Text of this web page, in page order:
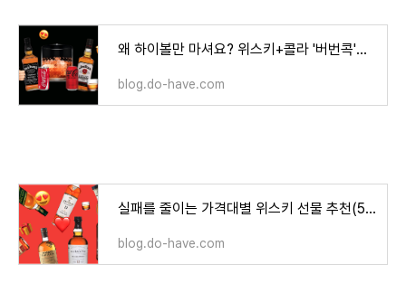
왜 하이볼만 마셔요? 위스키+콜라 '버번콕'의 매력
blog.do-have.com
실패를 줄이는 가격대별 위스키 선물 추천(5만원/10만원/15만원)
blog.do-have.com